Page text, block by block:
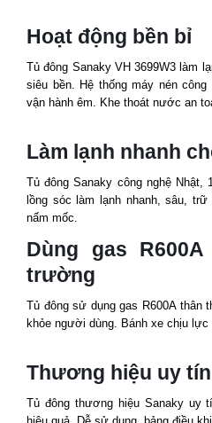
Hoạt động bền bỉ
Tủ đông Sanaky VH 3699W3 làm
siêu bền. Hệ thống máy nén công
vận hành êm. Khe thoát nước an
Làm lạnh nhanh
Tủ đông Sanaky công nghệ Nhật,
lồng sóc làm lạnh nhanh, sâu,
nấm mốc.
Dùng gas
trường
Tủ đông sử dụng gas R600A thân
khỏe người dùng. Bánh xe chịu lực
Thương hiệu uy
Tủ đông thương hiệu Sanaky uy